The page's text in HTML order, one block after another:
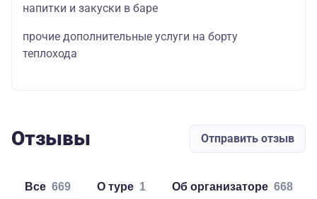
напитки и закуски в баре
прочие дополнительные услуги на борту
теплохода
Отзывы Отправить отзыв
Все 669 о туре 1 об организаторе 668